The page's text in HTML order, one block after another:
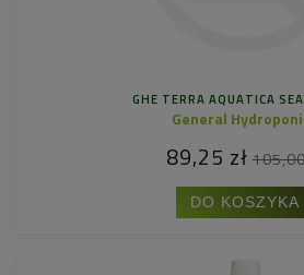
GHE TERRA AQUATICA
General
89,25 zł
DO KOSZYKA